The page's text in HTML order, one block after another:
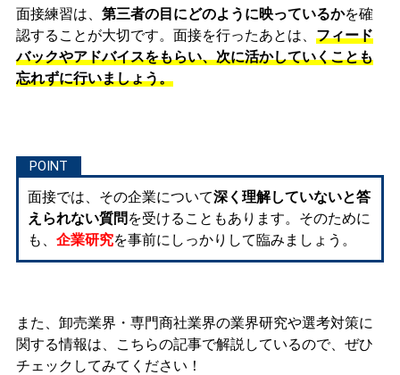
面接練習は、 第三者の目にどのように映っているかを確
認することが大切です。面接を行ったあとは、 フィード
バックやアドバイスをもらい、次に活かしていくことも
忘れずに行いましょう。
面接では、その企業について深く理解していないと答
えられない質問 を受けることもあります。そのために
も、 企業研究を事前にしっかりして臨みましょう。
また、卸売業界・専門商社業界の業界研究や選考対策に
関する情報は、こちらの記事で解説しているので、ぜひ
チェックしてみてください！